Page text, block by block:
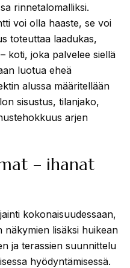
rinnetalomalliksi.
voi olla haaste, se voi
toteuttaa laadukas,
koti, joka palvelee siellä
luotua eheä
alussa määritellään
sisustus, tilanjako,
arjen
– ihanat
kokonaisuudessaan,
lisäksi huikean
ja terassien suunnittelu
hyödyntämisessä.